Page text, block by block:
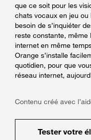
que ce soit pour les
chats vocaux en jeu ou
besoin de s’inquiéter
reste constante, même
internet en même
Orange s’installe
quotidien, pour que
réseau internet,
Contenu créé avec
Tester votre